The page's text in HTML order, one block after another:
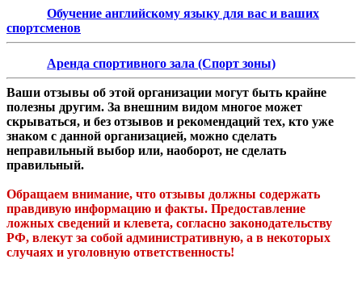
Обучение английскому языку для вас и ваших
спортсменов
Аренда спортивного зала (Спорт зоны)
Ваши отзывы об этой организации могут быть крайне
полезны другим. За внешним видом многое может
скрываться, и без отзывов и рекомендаций тех, кто уже
знаком с данной организацией, можно сделать
неправильный выбор или, наоборот, не сделать
правильный.
Обращаем внимание, что отзывы должны содержать
правдивую информацию и факты. Предоставление
ложных сведений и клевета, согласно законодательству
РФ, влекут за собой административную, а в некоторых
случаях и уголовную ответственность!